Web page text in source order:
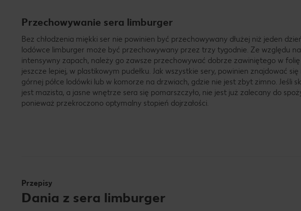
Przechowywanie sera limburger
Bez chłodzenia miękki ser nie powinien być przechowywany dłużej niż jeden
lodówce limburger może być przechowywany przez trzy tygodnie. Ze względu na
intensywny zapach, należy go zawsze przechowywać dobrze zawiniętego w folię
jeszcze lepiej, w plastikowym pudełku. Jak wszystkie sery, powinien znajdować się
górnej półce lodówki lub w komorze na drzwiach, gdzie nie jest zbyt zimno. Jeśli
jest mazista, a jasne wnętrze sera się pomarszczyło, nie jest już zalecany do
ponieważ przekroczono optymalny stopień dojrzałości.
Przepisy
Dania z sera limburger